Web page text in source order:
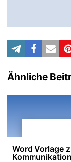
Ähnliche
Word Vorlage